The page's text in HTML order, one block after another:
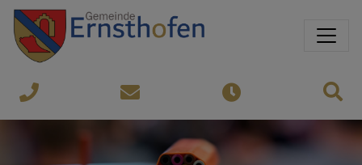
Sprungmarken
Springe direkt zu:
07435-
8450
Öffnungszeiten